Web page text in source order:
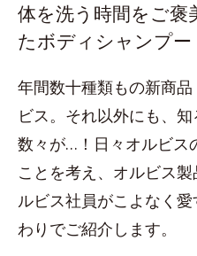
体を洗う時間をご褒
たボディシャンプー
年間数十種類もの新商
ビス。それ以外にも、
数々が…！日々オルビス
ことを考え、オルビス
ルビス社員がこよなく
わりでご紹介します。